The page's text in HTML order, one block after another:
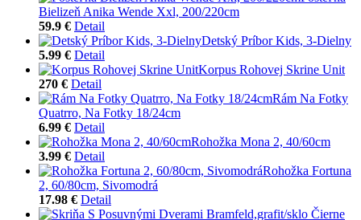
Bielizeň Anika Wende Xxl, 200/220cm
59.9 € Detail
Detský Príbor Kids, 3-Dielny
5.99 € Detail
Korpus Rohovej Skrine Unit
270 € Detail
Rám Na Fotky
Quatrro, Na Fotky 18/24cm
6.99 € Detail
Rohožka Mona 2, 40/60cm
3.99 € Detail
Rohožka Fortuna
2, 60/80cm, Sivomodrá
17.98 € Detail